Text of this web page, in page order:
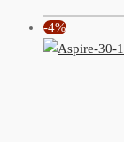
-4%